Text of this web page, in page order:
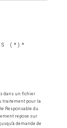
(*)*
dans un fichier
traitement pour la
Responsable du
repose sur
demande de